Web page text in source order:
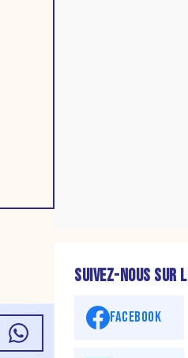
SUIVEZ-NOUS SUR
FACEBOOK